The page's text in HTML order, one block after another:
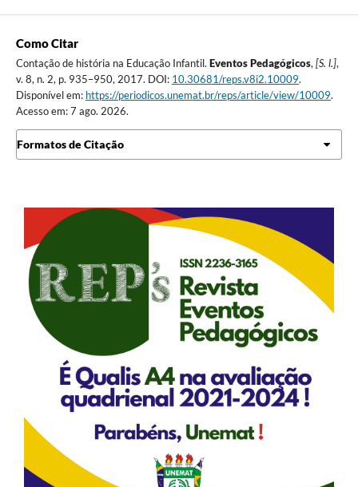
Como Citar
Contação de história na Educação Infantil. Eventos Pedagógicos,[S. l.],
v. 8, n. 2, p. 935–950, 2017. DOI: 10.30681/reps.v8i2.10009.
Disponível em: https://periodicos.unemat.br/reps/article/view/10009.
Acesso em: 7 ago. 2026.
Formatos de Citação